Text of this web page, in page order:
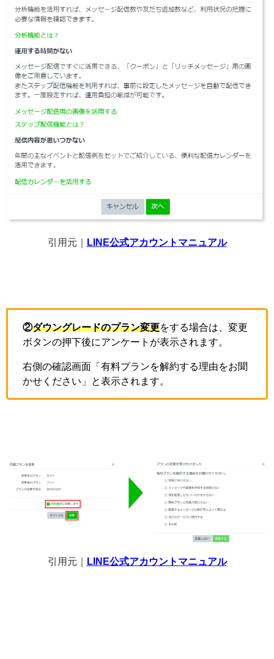
引用元｜ LINE公式アカウントマニュアル
②ダウングレードのプラン変更をする場合は、変更
ボタンの押下後にアンケートが表示されます。
右側の確認画面「有料プランを解約する理由をお聞
かせください」と表示されます。
引用元｜ LINE公式アカウントマニュアル